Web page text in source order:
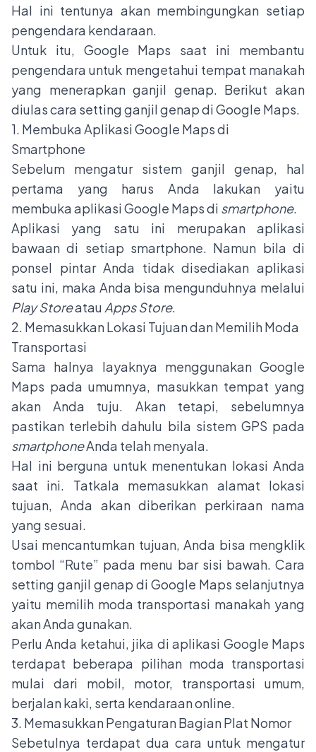
Hal ini tentunya akan membingungkan setiap
pengendara kendaraan.
Untuk itu, Google Maps saat ini membantu
pengendara untuk mengetahui tempat manakah
yang menerapkan ganjil genap. Berikut akan
diulas cara setting ganjil genap di Google Maps.
1. Membuka Aplikasi Google Maps di
Smartphone
Sebelum mengatur sistem ganjil genap, hal
pertama yang harus Anda lakukan yaitu
membuka aplikasi Google Maps di smartphone.
Aplikasi yang satu ini merupakan aplikasi
bawaan di setiap smartphone. Namun bila di
ponsel pintar Anda tidak disediakan aplikasi
satu ini, maka Anda bisa mengunduhnya melalui
Play Storeatau Apps Store.
2. Memasukkan Lokasi Tujuan dan Memilih Moda
Transportasi
Sama halnya layaknya menggunakan Google
Maps pada umumnya, masukkan tempat yang
akan Anda tuju. Akan tetapi, sebelumnya
pastikan terlebih dahulu bila sistem GPS pada
smartphoneAnda telah menyala.
Hal ini berguna untuk menentukan lokasi Anda
saat ini. Tatkala memasukkan alamat lokasi
tujuan, Anda akan diberikan perkiraan nama
yang sesuai.
Usai mencantumkan tujuan, Anda bisa mengklik
tombol “Rute” pada menu bar sisi bawah. Cara
setting ganjil genap di Google Maps selanjutnya
yaitu memilih moda transportasi manakah yang
akan Anda gunakan.
Perlu Anda ketahui, jika di aplikasi Google Maps
terdapat beberapa pilihan moda transportasi
mulai dari mobil, motor, transportasi umum,
berjalan kaki, serta kendaraan online.
3. Memasukkan Pengaturan Bagian Plat Nomor
Sebetulnya terdapat dua cara untuk mengatur